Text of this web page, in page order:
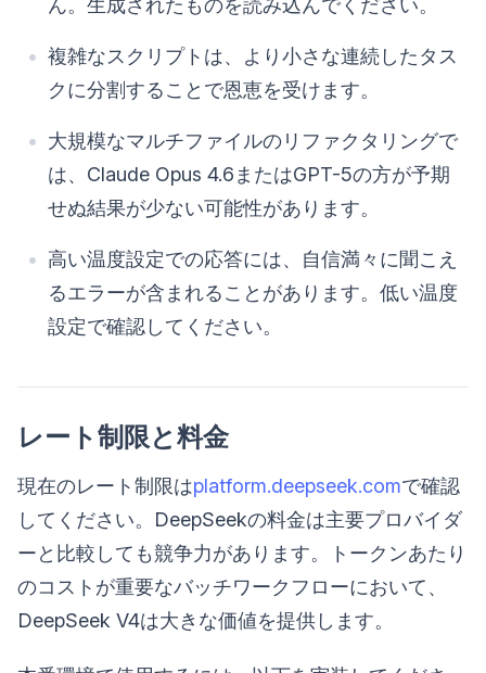
複雑なスクリプトは、より小さな連続したタス
クに分割することで恩恵を受けます。
大規模なマルチファイルのリファクタリングで
は、Claude Opus 4.6またはGPT-5の方が予期
せぬ結果が少ない可能性があります。
高い温度設定での応答には、自信満々に聞こえ
るエラーが含まれることがあります。低い温度
設定で確認してください。
レート制限と料金
現在のレート制限はplatform.deepseek.comで確認
してください。DeepSeekの料金は主要プロバイダ
ーと比較しても競争力があります。トークンあたり
のコストが重要なバッチワークフローにおいて、
DeepSeek V4は大きな価値を提供します。